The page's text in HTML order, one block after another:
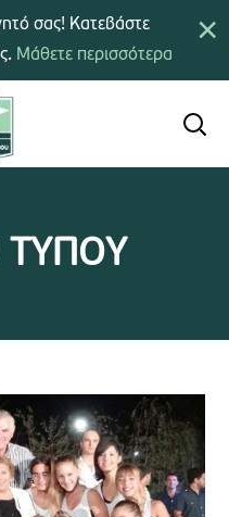
ΤΥΠΟΥ
×
σας! Κατεβάστε
Μάθετε περισσότερα